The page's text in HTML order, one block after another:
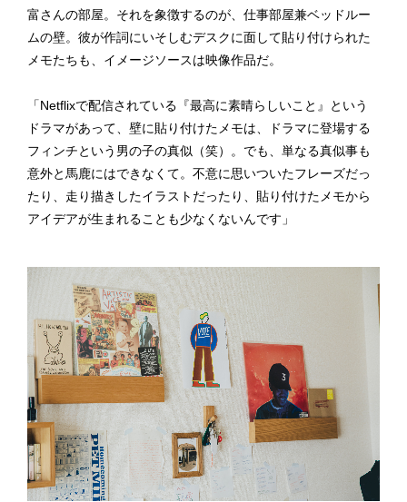
富さんの部屋。それを象徴するのが、仕事部屋兼ベッドルー
ムの壁。彼が作詞にいそしむデスクに面して貼り付けられた
メモたちも、イメージソースは映像作品だ。
「Netflixで配信されている『最高に素晴らしいこと』という
ドラマがあって、壁に貼り付けたメモは、ドラマに登場する
フィンチという男の子の真似（笑）。でも、単なる真似事も
意外と馬鹿にはできなくて。不意に思いついたフレーズだっ
たり、走り描きしたイラストだったり、貼り付けたメモから
アイデアが生まれることも少なくないんです」